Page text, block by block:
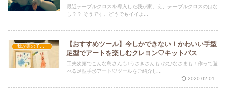
最近テーブルクロスを導入した我が家。え、テーブルクロスのはな
し？？ そうです。どうでもイイよ...
【おすすめツール】今しかできない！かわいい手型
足型でアートを楽しむクレヨン♡キットパス
工夫次第でこんな鳥さんも♪うさぎさんも♪おひなさまも！作って遊
べる足型手形アート♡ツールをご紹介し...
2020.02.01